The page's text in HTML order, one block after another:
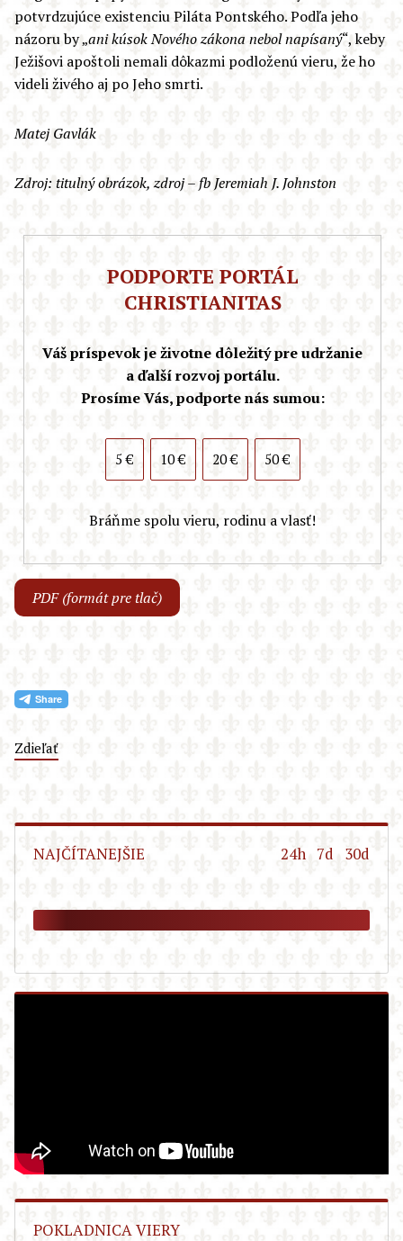
potvrdzujúce existenciu Piláta Pontského. Podľa jeho
názoru by „ani kúsok Nového zákona nebol napísaný“, keby
Ježišovi apoštoli nemali dôkazmi podloženú vieru, že ho
videli živého aj po Jeho smrti.
Matej Gavlák
Zdroj: titulný obrázok, zdroj – fb Jeremiah J. Johnston
PODPORTE PORTÁL
CHRISTIANITAS
Váš príspevok je životne dôležitý pre udržanie
a ďalší rozvoj portálu.
Prosíme Vás, podporte nás sumou:
5 € 10 € 20 € 50 €
Bráňme spolu vieru, rodinu a vlasť!
PDF (formát pre tlač)
Zdieľať
NAJČÍTANEJŠIE 24h 7d 30d
POKLADNICA VIERY